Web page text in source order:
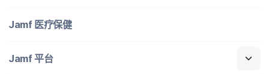
Jamf 医​疗​保健
Jamf平台